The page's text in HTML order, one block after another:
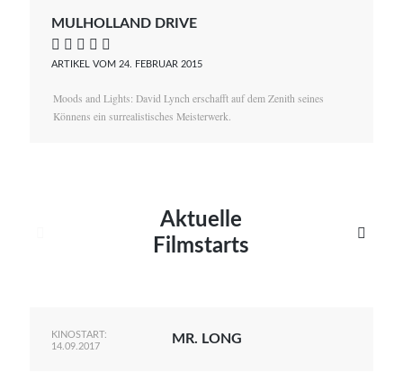
MULHOLLAND DRIVE
    
ARTIKEL VOM 24. FEBRUAR 2015
Moods and Lights: David Lynch erschafft auf dem Zenith seines
Könnens ein surrealistisches Meisterwerk.
Aktuelle
Filmstarts

KINOSTART:
14.09.2017
MR. LONG